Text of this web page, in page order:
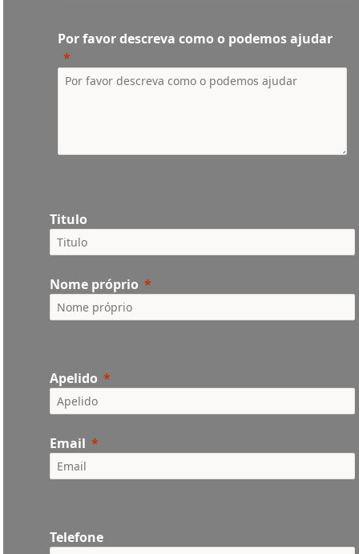
Por favor descreva como o podemos ajudar
Titulo
Nome próprio
Apelido
Email
Telefone